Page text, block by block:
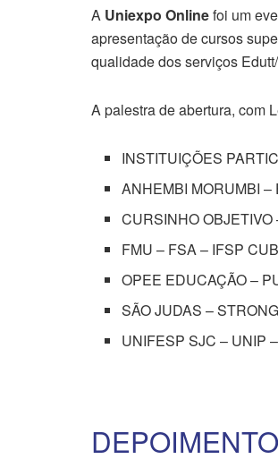
A Uniexpo Onlinefoi um
apresentação de cursos
qualidade dos serviços
A palestra de abertura, com
INSTITUIÇÕES
ANHEMBI MORUMBI
CURSINHO
FMU – FSA – IFSP
OPEE EDUCAÇÃO –
SÃO JUDAS –
UNIFESP SJC – UNIP